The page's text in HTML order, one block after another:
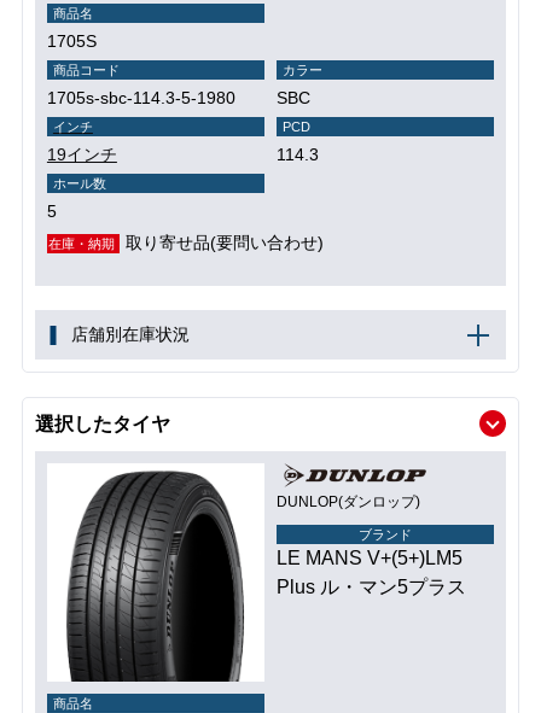
商品名
1705S
商品コード
1705s-sbc-114.3-5-1980
カラー
SBC
インチ
19インチ
PCD
114.3
ホール数
5
在庫・納期 取り寄せ品(要問い合わせ)
店舗別在庫状況
選択したタイヤ
DUNLOP(ダンロップ)
ブランド
LE MANS V+(5+)LM5
Plus ル・マン5プラス
商品名